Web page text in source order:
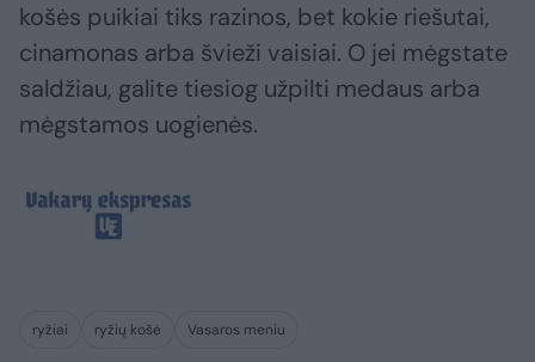
košės puikiai tiks razinos, bet kokie riešutai,
cinamonas arba švieži vaisiai. O jei mėgstate
saldžiau, galite tiesiog užpilti medaus arba
mėgstamos uogienės.
ryžiai ryžių košė Vasaros meniu